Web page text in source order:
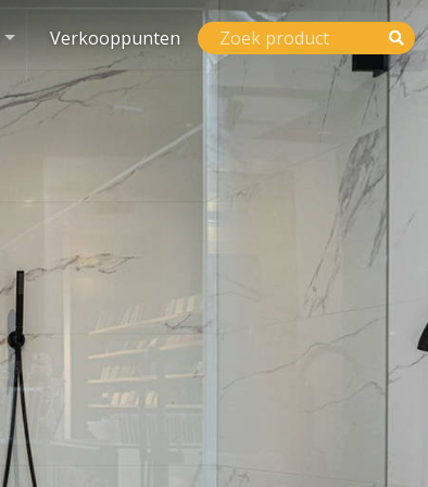
Verkooppunten